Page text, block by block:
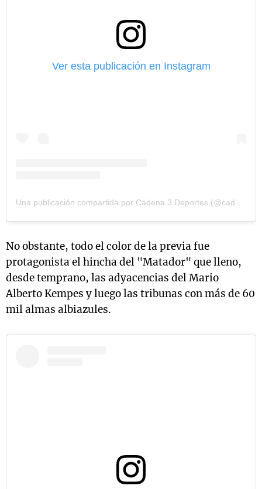
Ver esta publicación en Instagram
No obstante, todo el color de la previa fue
protagonista el hincha del "Matador" que lleno,
desde temprano, las adyacencias del Mario
Alberto Kempes y luego las tribunas con más de 60
mil almas albiazules.